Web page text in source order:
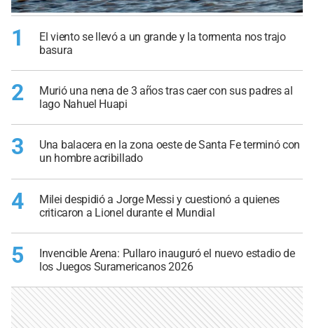
1
El viento se llevó a un grande y la tormenta nos trajo
basura
2
Murió una nena de 3 años tras caer con sus padres al
lago Nahuel Huapi
3
Una balacera en la zona oeste de Santa Fe terminó con
un hombre acribillado
4
Milei despidió a Jorge Messi y cuestionó a quienes
criticaron a Lionel durante el Mundial
5
Invencible Arena: Pullaro inauguró el nuevo estadio de
los Juegos Suramericanos 2026